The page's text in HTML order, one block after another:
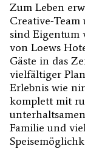
Zum Leben
Creative-
sind Eigentum
von Loews
Gäste in das
vielfältiger
Erlebnis wie
komplett mit
Familie und